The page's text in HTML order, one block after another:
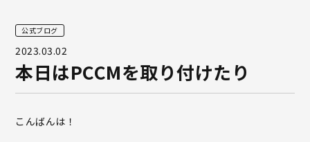
公式ブログ
2023.03.02
本日はPCCMを取り付けたり
こんばんは！